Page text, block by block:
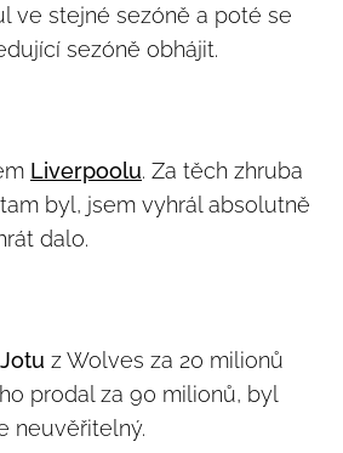
ve stejné sezóně a poté se
sezóně obhájit.
Liverpoolu. Za těch zhruba
byl, jsem vyhrál absolutně
dalo.
z Wolves za 20 milionů
prodal za 90 milionů, byl
neuvěřitelný.